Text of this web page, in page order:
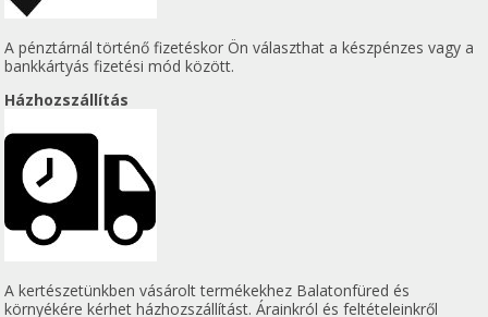
A pénztárnál történő fizetéskor Ön választhat a készpénzes vagy a
bankkártyás fizetési mód között.
Házhozszállítás
A kertészetünkben vásárolt termékekhez Balatonfüred és
környékére kérhet házhozszállítást. Árainkról és feltételeinkről